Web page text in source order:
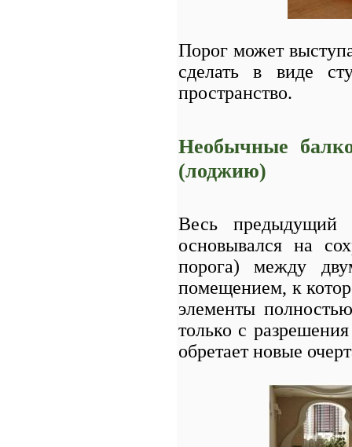
Порог может
сделать в виде
пространство.
Необычные
(лоджию)
Весь предыдущий
основывался на
порога) между
помещением, к
элементы
только с
обретает новые